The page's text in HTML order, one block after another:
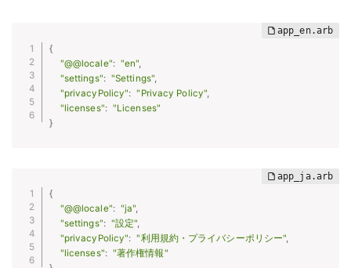
{
"@@locale": "en",
"settings": "Settings",
"privacyPolicy": "Privacy Policy",
"licenses": "Licenses"
}
{
"@@locale": "ja",
"settings": "設定",
"privacyPolicy": "利用規約・プライバシーポリシー",
"licenses": "著作権情報"